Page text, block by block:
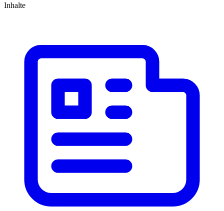
Inhalte